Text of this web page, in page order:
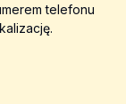
telefonu